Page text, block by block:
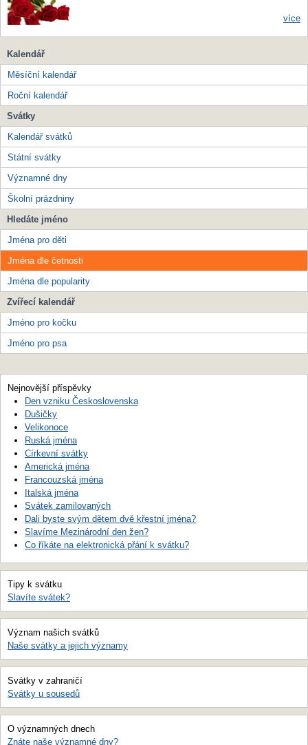
více
Kalendář
Měsíční kalendář
Roční kalendář
Svátky
Kalendář svátků
Státní svátky
Významné dny
Školní prázdniny
Hledáte jméno
Jména pro děti
Jména dle četnosti
Jména dle popularity
Zvířecí kalendář
Jméno pro kočku
Jméno pro psa
Nejnovější příspěvky
Den vzniku Československa
Dušičky
Velikonoce
Ruská jména
Církevní svátky
Americká jména
Francouzská jména
Italská jména
Svátek zamilovaných
Dali byste svým dětem dvě křestní jména?
Slavíme Mezinárodní den žen?
Co říkáte na elektronická přání k svátku?
Tipy k svátku
Slavíte svátek?
Význam našich svátků
Naše svátky a jejich významy
Svátky v zahraničí
Svátky u sousedů
O významných dnech
Znáte naše významné dny?